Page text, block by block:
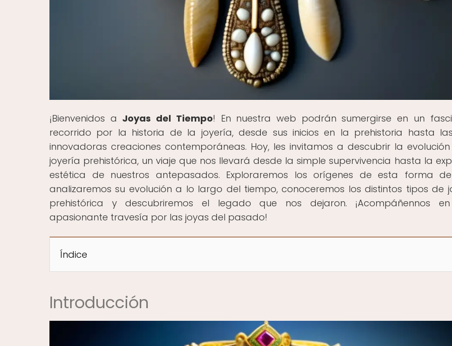
¡Bienvenidos a Joyas del Tiempo! En nuestra web podrán sumergirse en un
recorrido por la historia de la joyería, desde sus inicios en la prehistoria hasta
innovadoras creaciones contemporáneas. Hoy, les invitamos a descubrir la
joyería prehistórica, un viaje que nos llevará desde la simple supervivencia hasta la
estética de nuestros antepasados. Exploraremos los orígenes de esta forma
analizaremos su evolución a lo largo del tiempo, conoceremos los distintos tipos de
prehistórica y descubriremos el legado que nos dejaron. ¡Acompáñennos
apasionante travesía por las joyas del pasado!
Índice
Introducción